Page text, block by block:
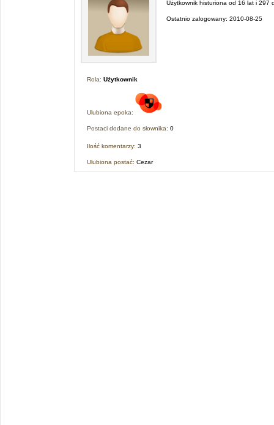
Użytkownik histuriona od 16 lat i 297
Ostatnio zalogowany: 2010-08-25
Rola: Użytkownik
Ulubiona epoka:
Postaci dodane do słownika: 0
Ilość komentarzy: 3
Ulubiona postać: Cezar